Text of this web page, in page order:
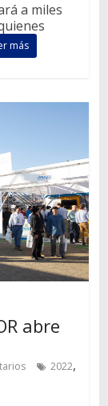
a miles
más
abre
2022,